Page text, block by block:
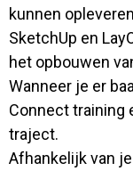
kunnen
SketchUp en
het opbouwen
Wanneer je er
Connect training
traject.
Afhankelijk van